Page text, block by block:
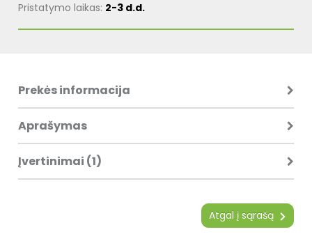
Pristatymo laikas: 2-3 d.d.
Prekės informacija
Aprašymas
Įvertinimai (1)
Atgal į sąrašą